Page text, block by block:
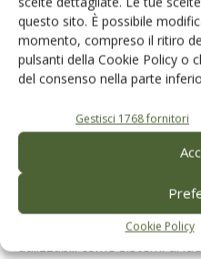
questo sito. È possibile
momento, compreso il ritiro
pulsanti della Cookie Policy o
del consenso nella parte
Gestisci 1768 fornitori
Cookie Policy
collezionecomprende la
l'identificazione di cultivar
studiate, con l’intento di
Evoluzione della
È ormai da molto tempo che
approfondiscono i “caratteri